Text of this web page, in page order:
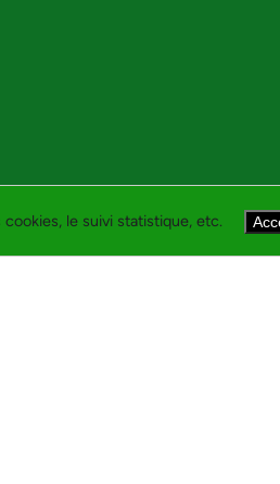
le suivi statistique, etc.